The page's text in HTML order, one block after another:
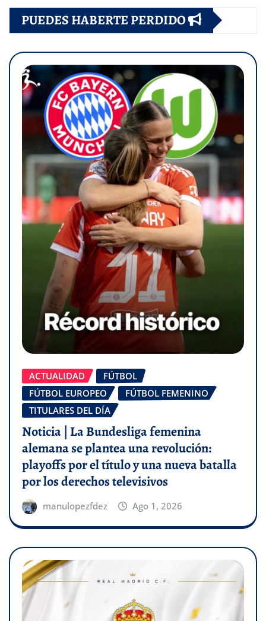
PUEDES HABERTE PERDIDO
ACTUALIDAD
FÚTBOL
FÚTBOL EUROPEO
FÚTBOL FEMENINO
TITULARES DEL DÍA
Noticia | La Bundesliga femenina
alemana se plantea una revolución:
playoffs por el título y una nueva batalla
por los derechos televisivos
manulopezfdez Ago 1, 2026